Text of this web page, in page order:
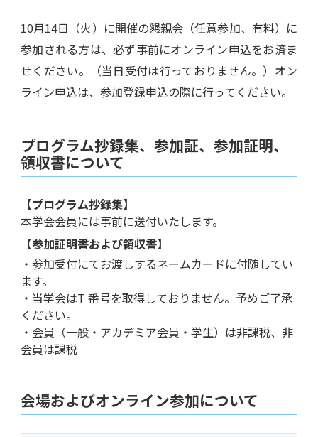
10月14日（火）に開催の懇親会（任意参加、有料）に
参加される方は、必ず事前にオンライン申込をお済ま
せください。（当日受付は行っておりません。）オン
ライン申込は、参加登録申込の際に行ってください。
プログラム抄録集、参加証、参加証明、
領収書について
【プログラム抄録集】
本学会会員には事前に送付いたします。
【参加証明書および領収書】
・参加受付にてお渡しするネームカードに付随してい
ます。
・当学会はT 番号を取得しておりません。予めご了承
ください。
・会員（一般・アカデミア会員・学生）は非課税、非
会員は課税
会場およびオンライン参加について